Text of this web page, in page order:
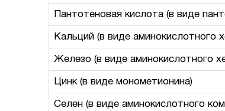
Пантотеновая кислота (в виде
Кальций (в виде аминокислотного
Железо (в виде аминокислотного
Цинк (в виде монометионина)
Селен (в виде аминокислотного